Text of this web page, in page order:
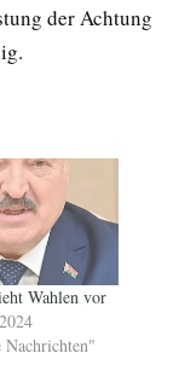
der Achtung
Wahlen vor